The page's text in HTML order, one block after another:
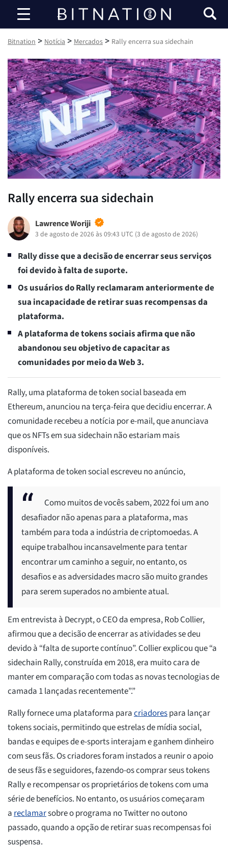
Bitnation
Bitnation > Notícia > Mercados > Rally encerra sua sidechain
Rally encerra sua sidechain
Lawrence Woriji
3 de agosto de 2026 às 09:43 UTC (3 de agosto de 2026)
Rally disse que a decisão de encerrar seus serviços
foi devido à falta de suporte.
Os usuários do Rally reclamaram anteriormente de
sua incapacidade de retirar suas recompensas da
plataforma.
A plataforma de tokens sociais afirma que não
abandonou seu objetivo de capacitar as
comunidades por meio da Web 3.
Rally, uma plataforma de token social baseada em
Ethereum, anunciou na terça-feira que decidiu encerrar. A
comunidade recebeu a notícia por e-mail, que anunciava
que os NFTs em sua sidechain não estariam mais
disponíveis.
A plataforma de token social escreveu no anúncio,
Como muitos de vocês sabem, 2022 foi um ano
desafiador não apenas para a plataforma, mas
também para toda a indústria de criptomoedas. A
equipe trabalhou incansavelmente para tentar
encontrar um caminho a seguir, no entanto, os
desafios e as adversidades macro são muito grandes
para serem superados no ambiente atual.
Em entrevista à Decrypt, o CEO da empresa, Rob Collier,
afirmou que a decisão de encerrar as atividades se deu
devido à “falta de suporte contínuo”. Collier explicou que “a
sidechain Rally, construída em 2018, era muito cara de
manter em comparação com todas as novas tecnologias de
camada 1 lançadas recentemente”.”
Rally fornece uma plataforma paracriadorespara lançar
tokens sociais, permitindo que estrelas de mídia social,
bandas e equipes de e-sports interajam e ganhem dinheiro
com seus fãs. Os criadores foram instados a reunir o apoio
de seus fãs e seguidores, fazendo-os comprar seus tokens
Rally e recompensar os proprietários de tokens com uma
série de benefícios. No entanto, os usuários começaram
areclamarsobre o programa no Twitter no outono
passado, quando a opção de retirar suas recompensas foi
suspensa.